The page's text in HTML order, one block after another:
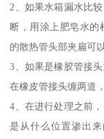
2、如果水箱漏水比
断，用涂上肥皂水的
的散热管头部夹扁可
3、如果是橡胶管接
在橡皮管接头缠两道
4、在进行处理之前
是从什么位置渗出